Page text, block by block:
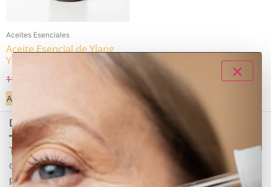
Aceites Esenciales
Aceite Esencial de Ylang
Ylang
11,95
Añadir al carrito
Decolores
Tienda online de cosmética natural y ecológica
certificada y garantizada. Nuestro objetivo es
promover el bienestar y hacer que las personas se